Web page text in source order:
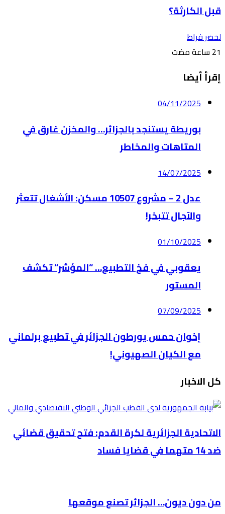
قبل الكارثة؟
لخضر فراط
إقرأ أيضا
04/11/2025
بوريطة يستنجد بالجزائر… والمخزن غارق في
المتاهات والمخاطر
14/07/2025
عدل 2 – مشروع 10507 مسكن: الأشغال تتعثر
والآجال تتبخر!
01/10/2025
يعقوبي في فخ التطبيع… “المؤشر” تكشف
المستور
07/09/2025
إخوان حمس يورطون الجزائر في تطبيع برلماني
مع الكيان الصهيوني!
كل الاخبار
الاتحادية الجزائرية لكرة القدم: فتح تحقيق قضائي
ضد 14 متهما في قضايا فساد
من دون ديون… الجزائر تصنع موقعها